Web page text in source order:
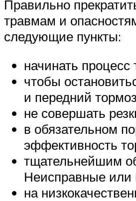
Правильно
травмам и
следующие пункты:
начинать
чтобы
и передний
не совершать
в обязательном
эффективность
тщательнейшим
Неисправные или
на